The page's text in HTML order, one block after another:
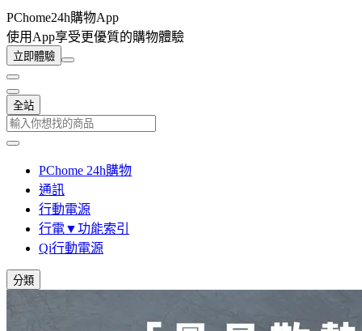
PChome24h購物App
使用App享受更優質的購物體驗
立即體驗
全站
PChome 24h購物
通訊
行動電源
行電▼功能索引
Qi行動電源
分類